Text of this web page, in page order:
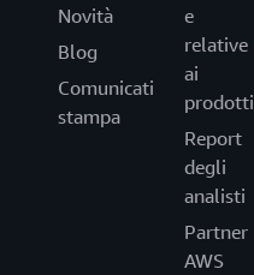
Novità
Blog
Comunicati
stampa
e
relative
ai
prodotti
Report
degli
analisti
Partner
AWS